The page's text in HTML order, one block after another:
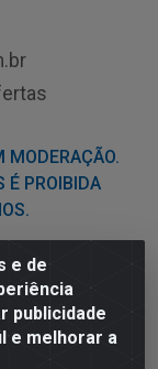
e de
publicidade
e melhorar a
MODERAÇÃO.
É PROIBIDA
Bloco F -
- CNPJ